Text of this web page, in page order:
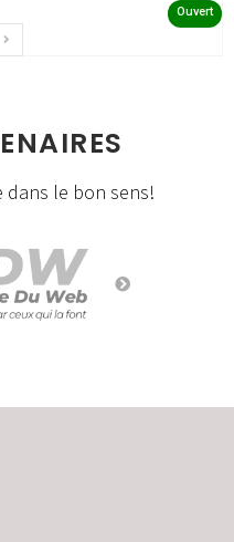
Ouvert
dans le bon sens!